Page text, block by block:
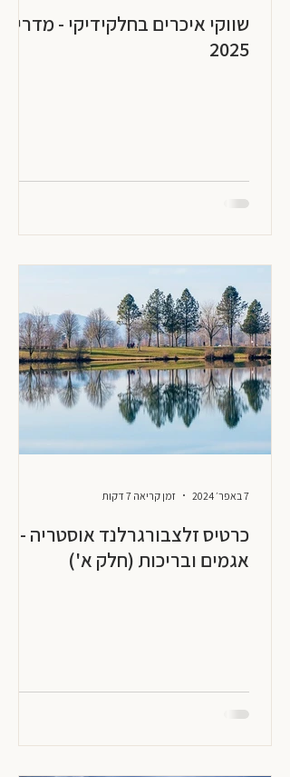
שווקי איכרים בחלקידיקי - מדריך
2025
כרטיס זלצבורגרלנד אוסטריה -
אגמים ובריכות (חלק א')
7 באפר׳ 2024 זמן קריאה 7 דקות